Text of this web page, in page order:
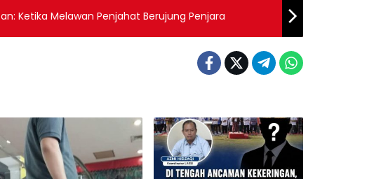
Ketika Melawan Penjahat Berujung Penjara